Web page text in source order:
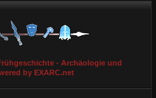
- Archäologie und
by EXARC.net